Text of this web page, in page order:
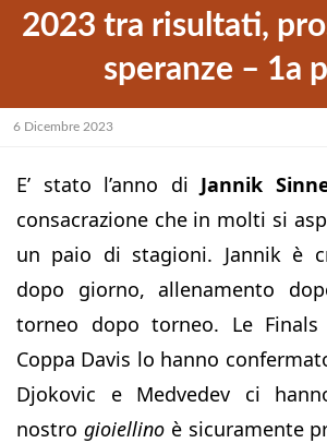
2023 tra risultati,
speranze – 1a
6 Dicembre 2023
E’ stato l’anno di Jannik
consacrazione che in molti si
un paio di stagioni. Jannik è
dopo giorno, allenamento
torneo dopo torneo. Le
Coppa Davis lo hanno
Djokovic e Medvedev ci
nostro gioiellinoè sicuramente